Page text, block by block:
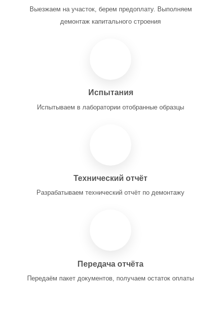
Выезжаем на участок, берем предоплату. Выполняем
демонтаж капитального строения
Испытания
Испытываем в лаборатории отобранные образцы
Технический отчёт
Разрабатываем технический отчёт по демонтажу
Передача отчёта
Передаём пакет документов, получаем остаток оплаты